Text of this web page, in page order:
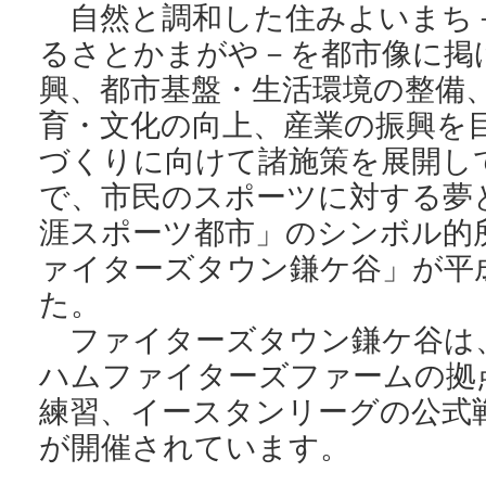
自然と調和した住みよいまち
るさとかまがや－を都市像に
興、都市基盤・生活環境の整備
育・文化の向上、産業の振興を
づくりに向けて諸施策を展開
で、市民のスポーツに対する
涯スポーツ都市」のシンボル
ァイターズタウン鎌ケ谷」が
た。
ファイターズタウン鎌ケ谷は
ハムファイターズファームの
練習、イースタンリーグの公式
が開催されています。